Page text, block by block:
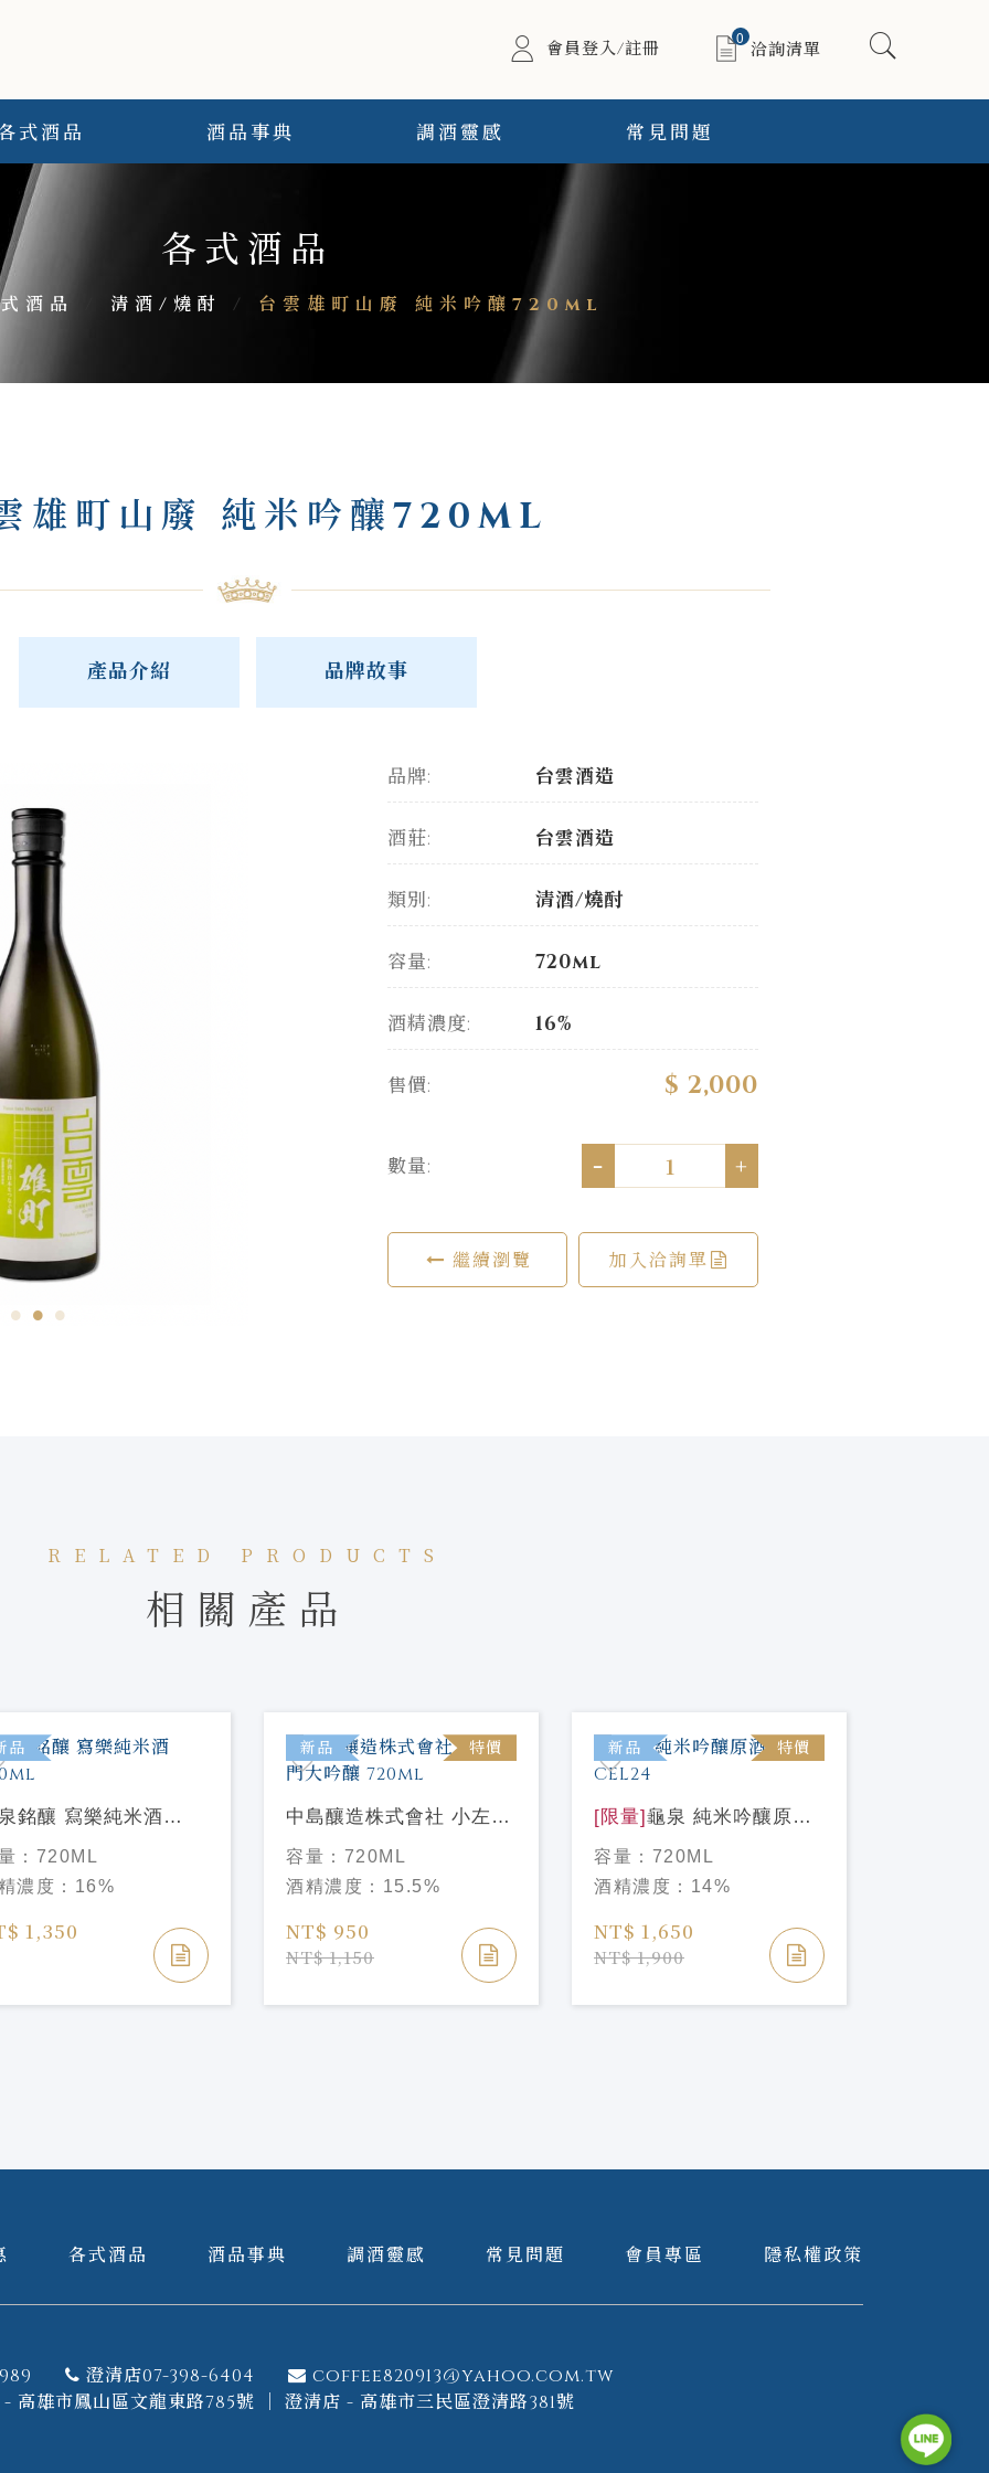
會員登入/註冊 0
洽詢清單
式酒品 酒品事典 調酒靈感 常見問題
各式酒品
酒品 清酒/燒酎 / 台雲雄町山廢 純米吟釀720ml
雄町山廢 純米吟釀720ML
產品介紹 品牌故事
品牌: 台雲酒造
酒莊: 台雲酒造
類別: 清酒/燒酎
容量: 720ml
酒精濃度: 16%
售價: $ 2,000
數量: - +
繼續瀏覽 加入洽詢單
RELATED PRODUCTS
相關產品
品
銘釀 寫樂純米酒
： 720ML
濃度： 16%
1,350
新品 特價
中島釀造株式會社 小左衛
門大吟釀 720ml
容量： 720ML
酒精濃度： 15.5%
NT$ 950
NT$ 1,150
新品 特價
[限量] 龜泉 純米吟釀原酒
CEL24
容量： 720ML
酒精濃度： 14%
NT$ 1,650
NT$ 1,900
各式酒品 酒品事典 調酒靈感 常見問題 會員專區 隱私權政策
澄清店07-398-6404
coffee820913@yahoo.com.tw
高雄市鳳山區文龍東路785號 ｜ 澄清店 - 高雄市三民區澄清路381號